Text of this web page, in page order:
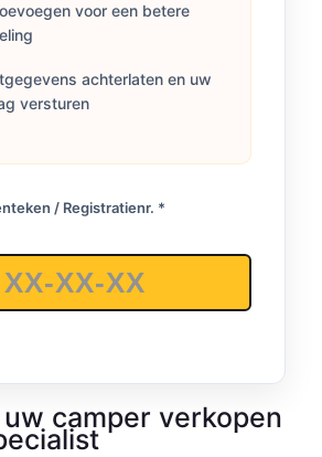
voor een betere
achterlaten en uw
versturen
/ Registratienr. *
camper verkopen